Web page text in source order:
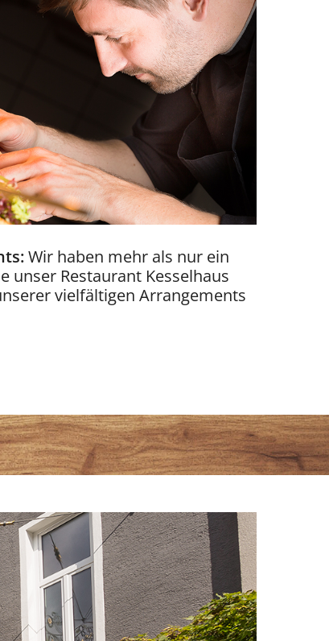
Wir haben mehr als nur ein
unser Restaurant Kesselhaus
vielfältigen Arrangements